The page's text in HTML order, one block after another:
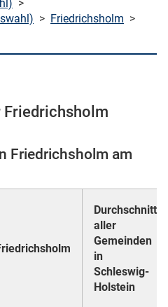
>
> Friedrichsholm >
Friedrichsholm am
Durchschnitt
aller
Gemeinden
in
Schleswig-
Holstein